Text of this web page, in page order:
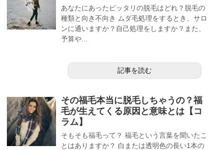
あなたにあったピッタリの脱毛はどれ？脱毛の
種類と向き不向き ムダ毛処理をするとき、サロ
ンに通いますか？自己処理をしますか？また、
予算や...
記事を読む
その福毛本当に脱毛しちゃうの？福
毛が生えてくる原因と意味とは【コ
ラム】
そもそも福毛って？ 福毛という言葉を聞いたこ
とはありますか？ 白または透明色の長い1本の